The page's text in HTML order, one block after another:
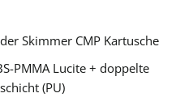
Skimmer CMP Kartusche
PMMA Lucite + doppelte
(PU)